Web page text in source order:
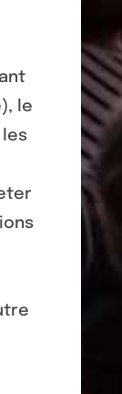
le
les